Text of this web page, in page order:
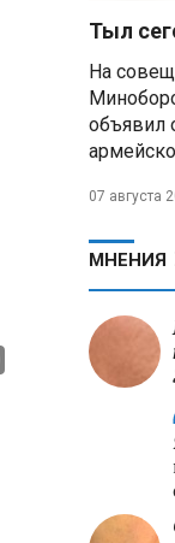
Тыл
На
объявил
07 августа
МНЕНИЯ